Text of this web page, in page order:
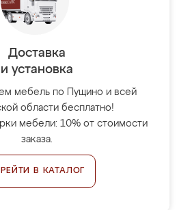
Доставка
и установка
мебель по Пущино и всей
области бесплатно!
мебели: 10% от стоимости
заказа.
В КАТАЛОГ